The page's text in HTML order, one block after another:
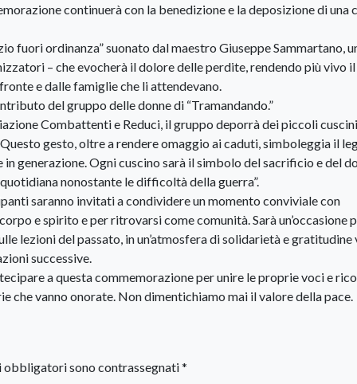
continuerà con la benedizione e la deposizione di una
fuori ordinanza” suonato dal maestro Giuseppe Sammartano,
– che evocherà il dolore delle perdite, rendendo più vivo il
e dalle famiglie che li attendevano.
del gruppo delle donne di “Tramandando.”
Combattenti e Reduci, il gruppo deporrà dei piccoli cuscini
gesto, oltre a rendere omaggio ai caduti, simboleggia il
generazione. Ogni cuscino sarà il simbolo del sacrificio e del
nonostante le difficoltà della guerra”.
saranno invitati a condividere un momento conviviale con
e spirito e per ritrovarsi come comunità. Sarà un’occasione
lezioni del passato, in un’atmosfera di solidarietà e gratitudine
successive.
a questa commemorazione per unire le proprie voci e
vanno onorate. Non dimentichiamo mai il valore della pace.
obbligatori sono contrassegnati*